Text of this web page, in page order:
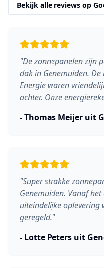
Bekijk alle reviews op
"De zonnepanelen zijn
dak in Genemuiden.
Energie waren
achter. Onze
-Thomas Meijer uit
"Super strakke
Genemuiden. Vanaf
uiteindelijke oplevering
geregeld."
- Lotte Peters uit